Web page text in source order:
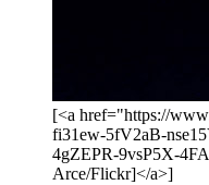
[<a href="https://
fi31ew-5fV2aB-
4gZEPR-9vsP5X-
Arce/Flickr]</a>]